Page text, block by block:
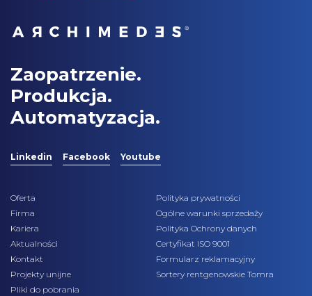
Zaopatrzenie.
Produkcja.
Automatyzacja.
Linkedin Facebook Youtube
Oferta
Firma
Kariera
Aktualności
Kontakt
Projekty unijne
Pliki do pobrania
Polityka prywatności
Ogólne warunki sprzedaży
Polityka Ochrony danych
Certyfikat ISO 9001
Formularz reklamacyjny
Sortery rentgenowskie Tomra